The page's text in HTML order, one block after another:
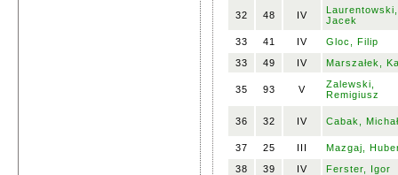
32 48 IV
Laurentowski,
Jacek
33
41 IV
Gloc, Filip
33
49 IV Marszałek,
35 93 V
Zalewski,
Remigiusz
36 32 IV Cabak, Michał
37 25 III
Mazgaj,
38
39 IV Ferster, Igor